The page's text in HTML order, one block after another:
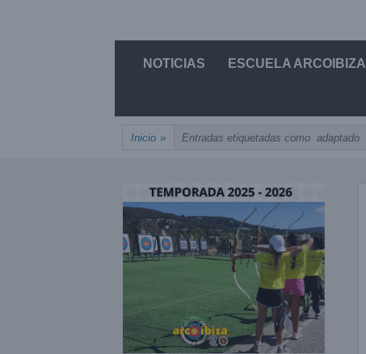
ARCOIBIZA
NOTICIAS ESCUELA ARCOIBIZA
Inicio » Entradas etiquetadas como adaptado